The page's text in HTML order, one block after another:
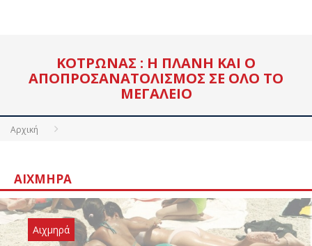
KOΤΡΏΝΑΣ : Η ΠΛΆΝΗ ΚΑΙ Ο
ΑΠΟΠΡΟΣΑΝΑΤΟΛΙΣΜΌΣ ΣΕ ΌΛΟ ΤΟ
ΜΕΓΑΛΕΊΟ
Αρχική
ΑΙΧΜΗΡΆ
Αιχμηρά